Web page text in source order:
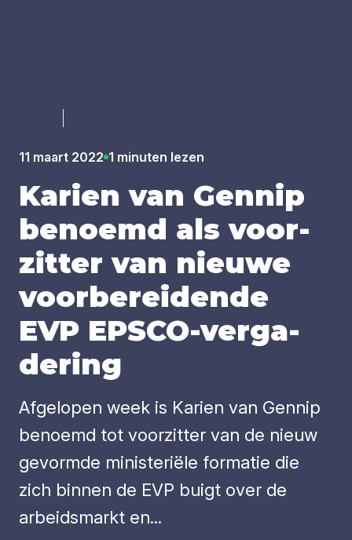
11 maart 2022 1 minuten lezen
Karien van Gen­nip
benoemd als voor­
zit­ter van nieu­we
voor­be­rei­den­de
EVP EPS­CO-ver­ga­
de­ring
Afgelopen week is Karien van Gennip
benoemd tot voorzitter van de nieuw
gevormde ministeriële formatie die
zich binnen de EVP buigt over de
arbeidsmarkt en...